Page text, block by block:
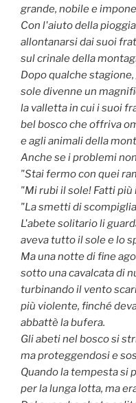
grande, nobile e
Con l'aiuto della
allontanarsi dai suoi
sul crinale della
Dopo qualche
sole divenne un
la valletta in cui i suoi
bel bosco che offriva
e agli animali della
Anche se i problemi
"Stai fermo con quei
"Mi rubi il sole! Fatti più
"La smetti di
L'abete solitario li
aveva tutto il sole e lo
Ma una notte di fine
sotto una cavalcata di
turbinando il vento
più violente, finché
abbattè la bufera.
Gli abeti nel bosco si
ma proteggendosi e
Quando la tempesta si
per la lunga lotta, ma